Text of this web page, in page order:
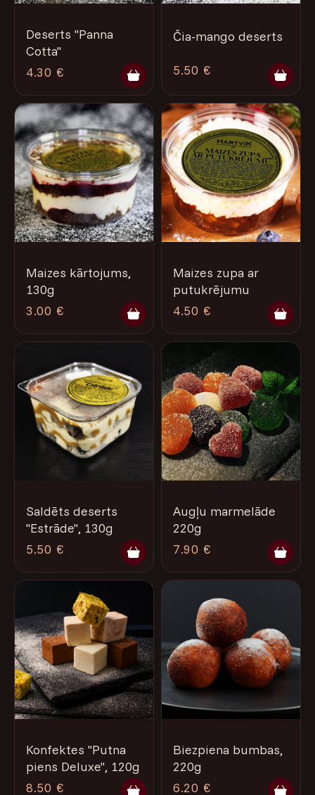
Deserts "Panna
Cotta"
4.30 €
Čia-mango deserts
5.50 €
Maizes kārtojums,
130g
3.00 €
Maizes zupa ar
putukrējumu
4.50 €
Saldēts deserts
"Estrāde", 130g
5.50 €
Augļu marmelāde
220g
7.90 €
Konfektes "Putna
piens Deluxe", 120g
8.50 €
Biezpiena bumbas,
220g
6.20 €